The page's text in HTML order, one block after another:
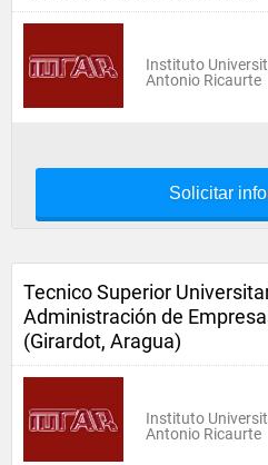
Instituto
Antonio Ricaurte
Solicitar
Tecnico Superior
Administración de
(Girardot, Aragua)
Instituto
Antonio Ricaurte